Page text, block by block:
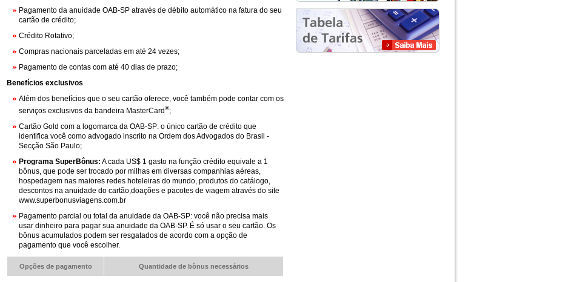
Pagamento da anuidade OAB-SP através de débito automático na fatura do seu
cartão de crédito;
Crédito Rotativo;
Compras nacionais parceladas em até 24 vezes;
Pagamento de contas com até 40 dias de prazo;
Benefícios exclusivos
Além dos benefícios que o seu cartão oferece, você também pode contar com os
serviços exclusivos da bandeira MasterCard®;
Cartão Gold com a logomarca da OAB-SP: o único cartão de crédito que
identifica você como advogado inscrito na Ordem dos Advogados do Brasil -
Secção São Paulo;
Programa SuperBônus: A cada US$ 1 gasto na função crédito equivale a 1
bônus, que pode ser trocado por milhas em diversas companhias aéreas,
hospedagem nas maiores redes hoteleiras do mundo, produtos do catálogo,
descontos na anuidade do cartão,doações e pacotes de viagem através do site
www.superbonusviagens.com.br
Pagamento parcial ou total da anuidade da OAB-SP: você não precisa mais
usar dinheiro para pagar sua anuidade da OAB-SP. É só usar o seu cartão. Os
bônus acumulados podem ser resgatados de acordo com a opção de
pagamento que você escolher.
Opções de pagamento Quantidade de bônus necessários